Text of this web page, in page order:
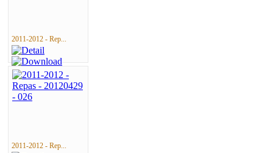
2011-2012 - Rep...
2011-2012 - Rep...